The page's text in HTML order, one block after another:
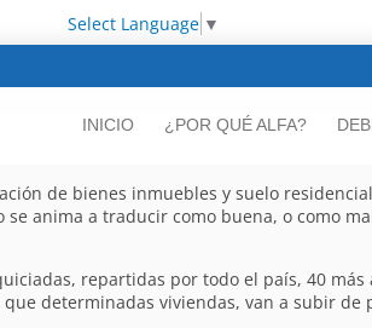
Select Language ▼
INICIO ¿POR QUÉ ALFA?
de bienes inmuebles y suelo
anima a traducir como buena, o como
repartidas por todo el país, 40
determinadas viviendas, van a subir de